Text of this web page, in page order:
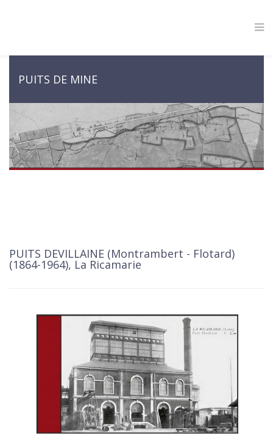
PUITS DE MINE
PUITS DEVILLAINE (Montrambert - Flotard)
(1864-1964), La Ricamarie